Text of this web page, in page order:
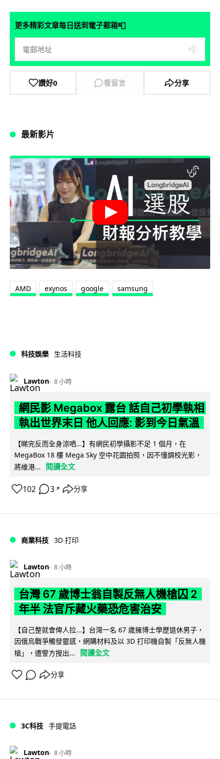
更多精彩文章每日送到電子郵箱📮
讚好0 看留言 分享
最新影片
AMD exynos google samsung
科技娛樂 生活科技
Lawton 8 小時
網民影 Megabox 露台 話自己初學執相
執出世界末日 他人回應: 影到今日氣溫
【睇完反而全身涼哂...】有網民初學攝影不足 1 個月，在
MegaBox 18 樓 Mega Sky 空中花園拍照，因不懂調校光影，
將維港...
閱讀全文
102 3 ↗ 分享
商業科技 3D 打印
Lawton 8 小時
台灣 67 歲博士翁自製反無人機槍囚 2
年半 法官斥藏火藥恐危害治安
【自己整就會俾人拉...】台灣一名 67 歲擁博士學歷退休男子，
因俄烏戰爭觸發靈感，網購材料及以 3D 打印機自製「反無人機
槍」，遭警方搜出...
閱讀全文
分享
3C科技 手提電話
Lawton 8 小時